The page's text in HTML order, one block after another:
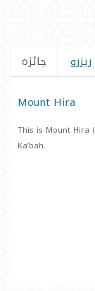
جائزہ ریزرو
Mount Hira
This is Mount Hira
Ka’bah.